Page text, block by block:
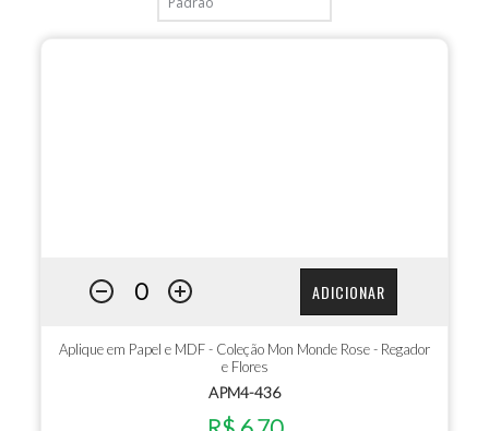
ADICIONAR
Aplique em Papel e MDF - Coleção Mon Monde Rose - Regador
e Flores
APM4-436